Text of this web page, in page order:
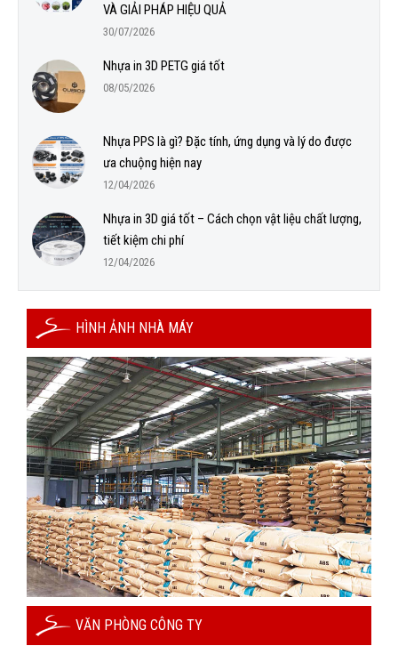
VÀ GIẢI PHÁP HIỆU QUẢ
30/07/2026
Nhựa in 3D PETG giá tốt
08/05/2026
Nhựa PPS là gì? Đặc tính, ứng dụng và lý do được
ưa chuộng hiện nay
12/04/2026
Nhựa in 3D giá tốt – Cách chọn vật liệu chất lượng,
tiết kiệm chi phí
12/04/2026
HÌNH ẢNH NHÀ MÁY
VĂN PHÒNG CÔNG TY